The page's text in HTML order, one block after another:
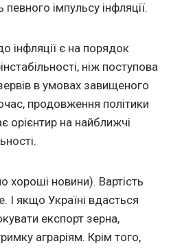
імпульсу інфляції.
інфляції є на порядок
ніж поступова
в умовах завищеного
продовження політики
орієнтир на найближчі
хороші новини). Вартість
І якщо Україні вдасться
експорт зерна,
аграріям. Крім того,